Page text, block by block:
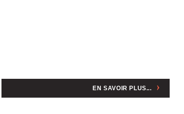
EN SAVOIR PLUS...